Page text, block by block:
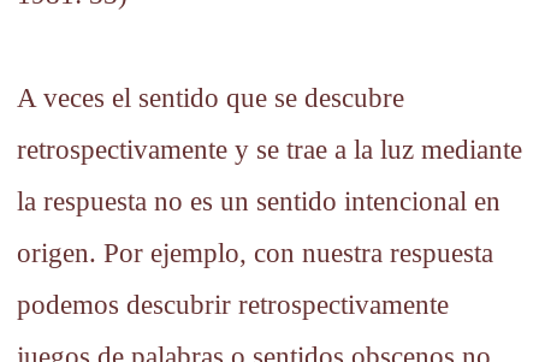
A veces el sentido que se descubre
retrospectivamente y se trae a la luz mediante
la respuesta no es un sentido intencional en
origen. Por ejemplo, con nuestra respuesta
podemos descubrir retrospectivamente